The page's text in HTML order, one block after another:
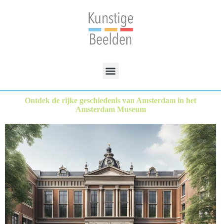
Ontdek de rijke geschiedenis van Amsterdam in het
Amsterdam Museum